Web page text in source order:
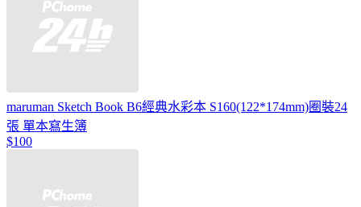
maruman Sketch Book B6經典水彩本 S160(122*174mm)圈裝24
張 單本寫生簿
$100